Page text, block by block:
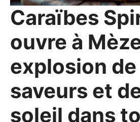
Caraïbes
ouvre à
explosion de
saveurs et
soleil dans